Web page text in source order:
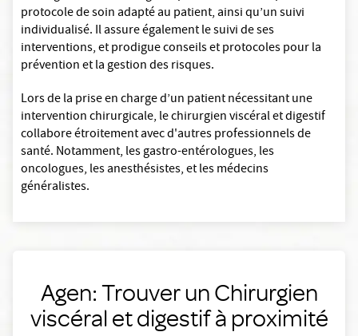
protocole de soin adapté au patient, ainsi qu’un suivi
individualisé. Il assure également le suivi de ses
interventions, et prodigue conseils et protocoles pour la
prévention et la gestion des risques.
Lors de la prise en charge d’un patient nécessitant une
intervention chirurgicale, le chirurgien viscéral et digestif
collabore étroitement avec d'autres professionnels de
santé. Notamment, les gastro-entérologues, les
oncologues, les anesthésistes, et les médecins
généralistes.
Agen: Trouver un Chirurgien
viscéral et digestif à proximité